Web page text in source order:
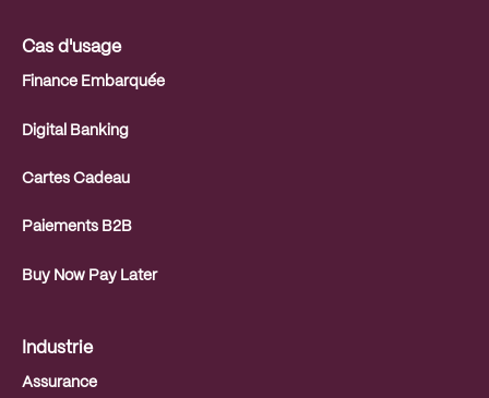
Cas d'usage
Finance Embarquée
Digital Banking
Cartes Cadeau
Paiements B2B
Buy Now Pay Later
Industrie
Assurance